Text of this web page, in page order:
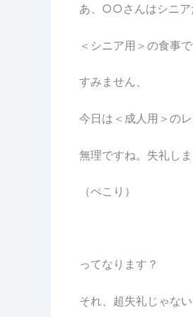
あ、○○さんはシニ
＜シニア用＞の食事で
すみません、
今日は＜成人用＞の
無理ですね。失礼しま
（ぺこり）
ってなります？
それ、超失礼じゃない